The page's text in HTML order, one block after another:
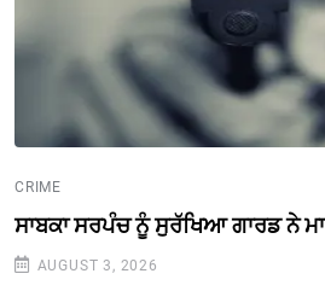
CRIME
ਸਾਬਕਾ ਸਰਪੰਚ ਨੂੰ ਸੁਰੱਖਿਆ ਗਾਰਡ ਨੇ
AUGUST 3, 2026